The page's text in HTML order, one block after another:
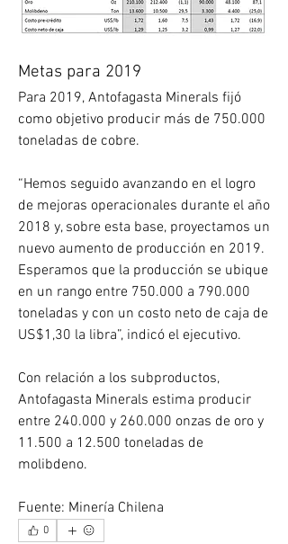
Metas para 2019
Para 2019, Antofagasta Minerals fijó
como objetivo producir más de 750.000
toneladas de cobre.
“Hemos seguido avanzando en el logro
de mejoras operacionales durante el año
2018 y, sobre esta base, proyectamos un
nuevo aumento de producción en 2019.
Esperamos que la producción se ubique
en un rango entre 750.000 a 790.000
toneladas y con un costo neto de caja de
US$1,30 la libra”, indicó el ejecutivo.
Con relación a los subproductos,
Antofagasta Minerals estima producir
entre 240.000 y 260.000 onzas de oro y
11.500 a 12.500 toneladas de
molibdeno.
Fuente: Minería Chilena
0